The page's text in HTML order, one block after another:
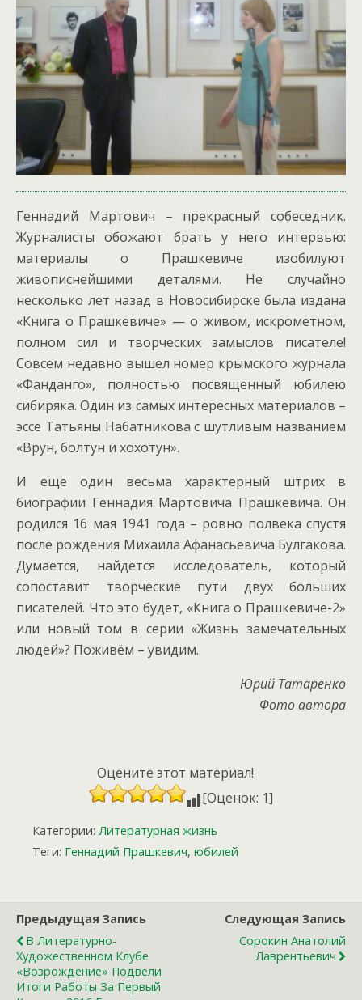
Геннадий Мартович – прекрасный собеседник.
Журналисты обожают брать у него интервью:
материалы о Прашкевиче изобилуют
живописнейшими деталями. Не случайно
несколько лет назад в Новосибирске была издана
«Книга о Прашкевиче» — о живом, искрометном,
полном сил и творческих замыслов писателе!
Совсем недавно вышел номер крымского журнала
«Фанданго», полностью посвященный юбилею
сибиряка. Один из самых интересных материалов –
эссе Татьяны Набатникова с шутливым названием
«Врун, болтун и хохотун».
И ещё один весьма характерный штрих в
биографии Геннадия Мартовича Прашкевича. Он
родился 16 мая 1941 года – ровно полвека спустя
после рождения Михаила Афанасьевича Булгакова.
Думается, найдётся исследователь, который
сопоставит творческие пути двух больших
писателей. Что это будет, «Книга о Прашкевиче-2»
или новый том в серии «Жизнь замечательных
людей»? Поживём – увидим.
Юрий Татаренко
Фото автора
Оцените этот материал!
[Оценок: 1]
Категории: Литературная жизнь
Теги: Геннадий Прашкевич, юбилей
Предыдущая Запись
В Литературно-
Художественном Клубе
«Возрождение» Подвели
Итоги Работы За Первый
Следующая Запись
Сорокин Анатолий
Лаврентьевич